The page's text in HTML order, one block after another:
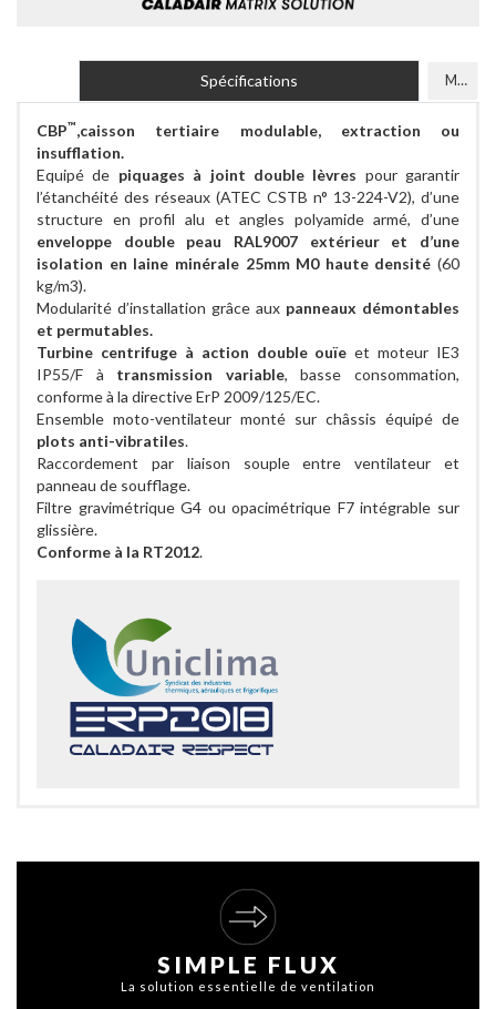
SIMPLE FLUX
La solution essentielle de ventilation
Spécifications Modèles
CBP™,caisson tertiaire modulable, extraction ou
insufflation.
Equipé de piquages à joint double lèvres pour garantir
l’étanchéité des réseaux (ATEC CSTB n° 13-224-V2), d’une
structure en profil alu et angles polyamide armé, d’une
enveloppe double peau RAL9007 extérieur et d’une
isolation en laine minérale 25mm M0 haute densité (60
kg/m3).
Modularité d’installation grâce aux panneaux démontables
et permutables.
Turbine centrifuge à action double ouïe et moteur IE3
IP55/F à transmission variable, basse consommation,
conforme à la directive ErP 2009/125/EC.
Ensemble moto-ventilateur monté sur châssis équipé de
plots anti-vibratiles.
Raccordement par liaison souple entre ventilateur et
panneau de soufflage.
Filtre gravimétrique G4 ou opacimétrique F7 intégrable sur
glissière.
Conforme à la RT2012.